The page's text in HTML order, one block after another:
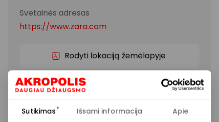
Sutikimas Išsami informacija Apie
Svetainės adresas
https://www.zara.com
Rodyti lokaciją žemėlapyje
Naujausios tarptautinės mados tendencijas
atitinkančios kolekcijos, skirtos moterims, vyrams ir
vaikams.